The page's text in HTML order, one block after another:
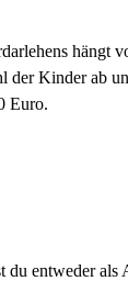
hängt
der Kinder ab
Euro.
entweder als